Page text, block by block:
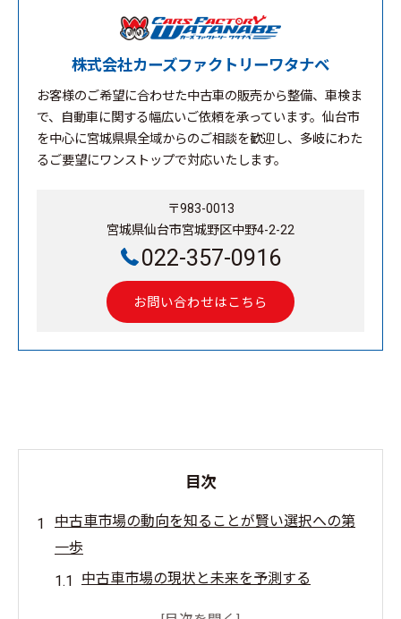
株式会社カーズファクトリーワタナベ
お客様のご希望に合わせた中古車の販売から整備、車検ま
で、自動車に関する幅広いご依頼を承っています。仙台市
を中心に宮城県県全域からのご相談を歓迎し、多岐にわた
るご要望にワンストップで対応いたします。
〒983-0013
宮城県仙台市宮城野区中野4-2-22
022-357-0916
お問い合わせはこちら
目次
中古車市場の動向を知ることが賢い選択への第
一歩
中古車市場の現状と未来を予測する
中古車市場の地域別動向を把握する